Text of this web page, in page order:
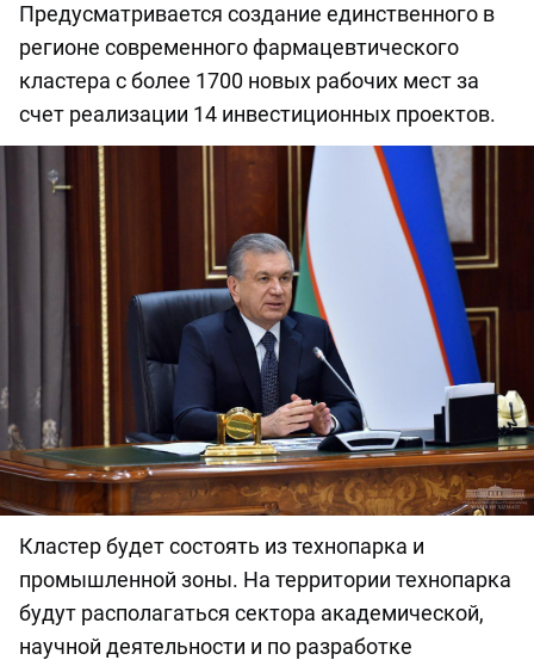
Предусматривается создание единственного в
регионе современного фармацевтического
кластера с более 1700 новых рабочих мест за
счет реализации 14 инвестиционных проектов.
Кластер будет состоять из технопарка и
промышленной зоны. На территории технопарка
будут располагаться сектора академической,
научной деятельности и по разработке